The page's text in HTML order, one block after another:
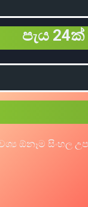
පැය
ඕනෑම සිංහල